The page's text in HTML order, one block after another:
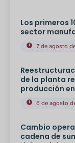
Los primeros
sector
7 de agosto
de la planta
producción
6 de agosto
Cambio
cadena de